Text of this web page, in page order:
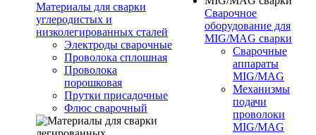
Материалы для сварки
углеродистых и
низколегированных сталей
Электроды сварочные
Проволока сплошная
Проволока
порошковая
Прутки присадочные
Флюс сварочный
Сварочное
оборудование для
MIG/MAG сварки
Сварочные
аппараты
MIG/MAG
Механизмы
подачи
проволоки
MIG/MAG